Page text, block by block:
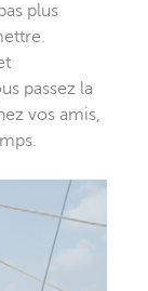
plus
passez la
vos amis,